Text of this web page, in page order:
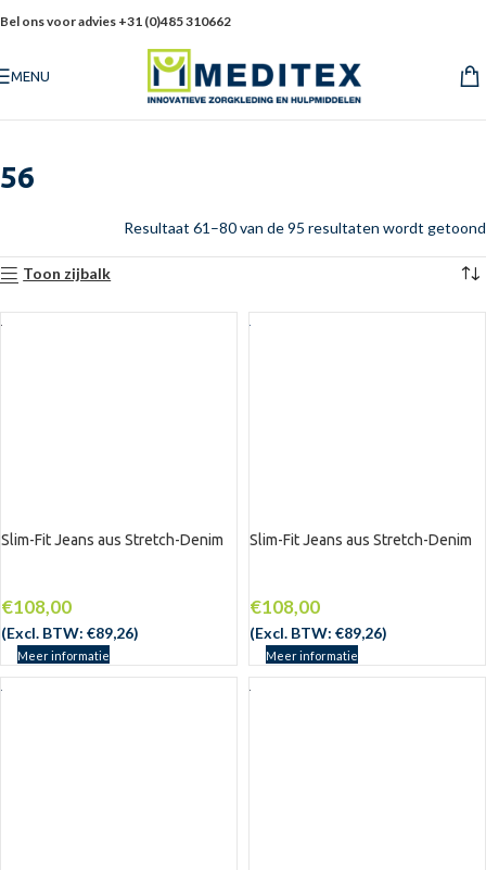
Bel ons voor advies +31 (0)485 310662
MENU
56
Resultaat 61–80 van de 95 resultaten wordt getoond
Toon zijbalk
Slim-Fit Jeans aus Stretch-Denim
€108,00
(Excl. BTW: €89,26)
Meer informatie
Slim-Fit Jeans aus Stretch-Denim
€108,00
(Excl. BTW: €89,26)
Meer informatie